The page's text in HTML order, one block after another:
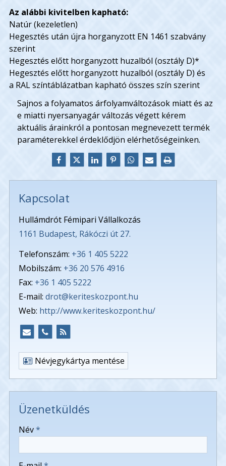
Az alábbi kivitelben kapható:
Natúr (kezeletlen)
Hegesztés után újra horganyzott EN 1461 szabvány
szerint
Hegesztés előtt horganyzott huzalból (osztály D)*
Hegesztés előtt horganyzott huzalból (osztály D) és
a RAL színtáblázatban kapható összes szín szerint
Sajnos a folyamatos árfolyamváltozások miatt és az
e miatti nyersanyagár változás végett kérem
aktuális árainkról a pontosan megnevezett termék
paraméterekkel érdeklődjön elérhetőségeinken.
Kapcsolat
Hullámdrót Fémipari Vállalkozás
1161 Budapest, Rákóczi út 27.
Telefonszám: +36 1 405 5222
Mobilszám: +36 20 576 4916
Fax: +36 1 405 5222
E-mail: drot@keriteskozpont.hu
Web: http://www.keriteskozpont.hu/
Névjegykártya mentése
Üzenetküldés
Név*